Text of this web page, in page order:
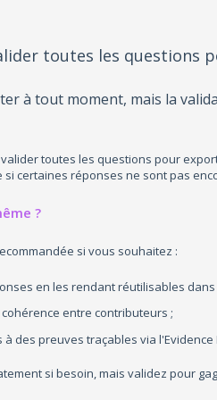
toutes les questions
à tout moment, mais la
toutes les questions pour
si certaines réponses ne sont pas
?
si vous souhaitez :
en les rendant réutilisables
entre contributeurs ;
des preuves traçables via
si besoin, mais validez pour